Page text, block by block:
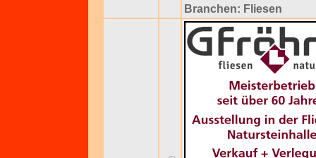
Branchen: Fliesen